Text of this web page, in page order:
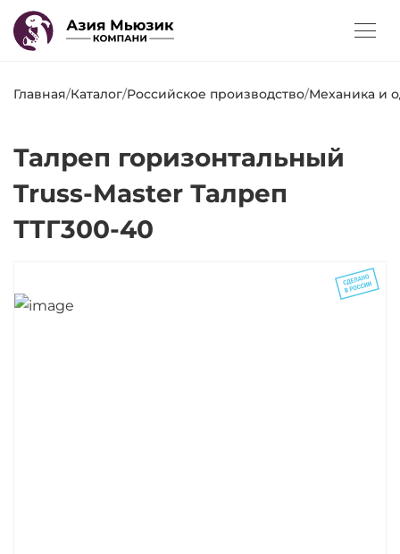
Главная/Каталог/Российское производство/Механика и
Талреп горизонтальный
Truss-Master Талреп
ТТГ300-40